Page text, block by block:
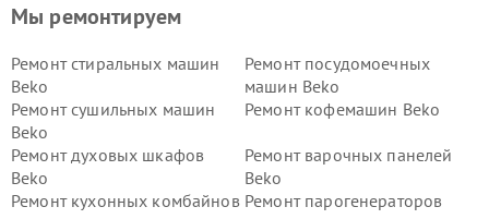
Мы ремонтируем
Ремонт стиральных машин
Beko
Ремонт посудомоечных
машин Beko
Ремонт сушильных машин
Beko
Ремонт кофемашин Beko
Ремонт духовых шкафов
Beko
Ремонт варочных панелей
Beko
Ремонт кухонных комбайнов Ремонт парогенераторов